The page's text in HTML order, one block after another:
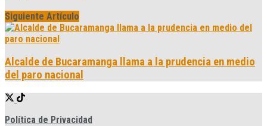
Siguiente Artículo
Alcalde de Bucaramanga llama a la prudencia en medio
del paro nacional
Política de Privacidad